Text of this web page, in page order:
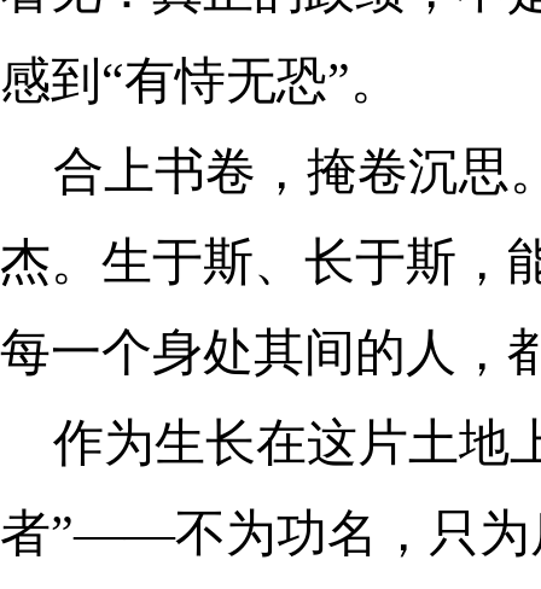
感到“有恃无恐”。
合上书卷，掩卷沉思
杰。生于斯、长于斯，
每一个身处其间的人，
作为生长在这片土地
者”——不为功名，只为